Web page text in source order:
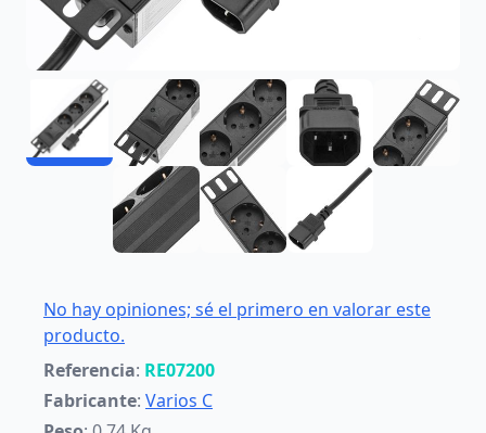
No hay opiniones; sé el primero en valorar este
producto.
Referencia: RE07200
Fabricante: Varios C